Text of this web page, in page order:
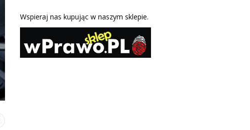
Wspieraj nas kupując w naszym sklepie.